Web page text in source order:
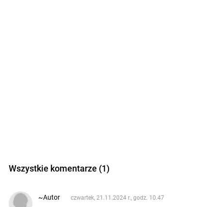
Wszystkie komentarze (1)
~Autor czwartek, 21.11.2024 r., godz. 10.47